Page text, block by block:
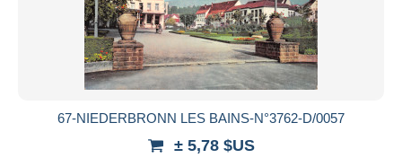
67-NIEDERBRONN LES BAINS-N°3762-D/0057
± 5,78 $US